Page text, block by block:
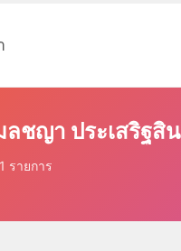
ชญา ประเสริฐสิน
รายการ